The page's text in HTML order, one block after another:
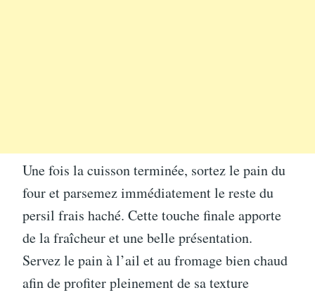
Une fois la cuisson terminée, sortez le pain du
four et parsemez immédiatement le reste du
persil frais haché. Cette touche finale apporte
de la fraîcheur et une belle présentation.
Servez le pain à l’ail et au fromage bien chaud
afin de profiter pleinement de sa texture